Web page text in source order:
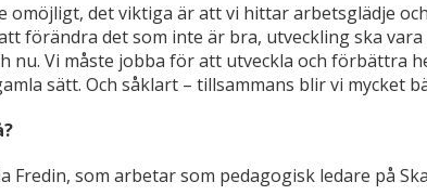
omöjligt, det viktiga är att vi hittar arbetsglädje
förändra det som inte är bra, utveckling ska
nu. Vi måste jobba för att utveckla och förbättra
sätt. Och såklart – tillsammans blir vi mycket
Fredin, som arbetar som pedagogisk ledare på